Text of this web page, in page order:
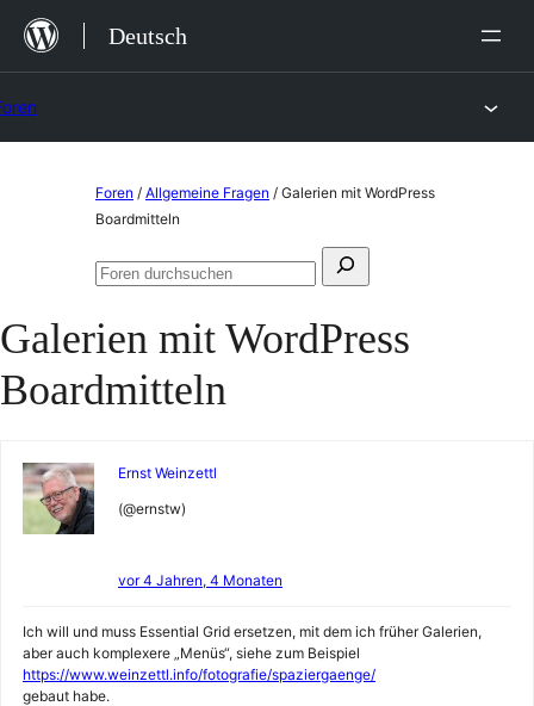
Zum
Inhalt
Deutsch
Foren / Allgemeine Fragen / Galerien mit WordPress
Boardmitteln
Suchen
Foren
Galerien mit WordPress
Boardmitteln
Ernst Weinzettl
(@ernstw)
vor 4 Jahren, 4 Monaten
Ich will und muss Essential Grid ersetzen, mit dem ich früher Galerien,
aber auch komplexere „Menüs“, siehe zum Beispiel
https://www.weinzettl.info/fotografie/spaziergaenge/
gebaut habe.